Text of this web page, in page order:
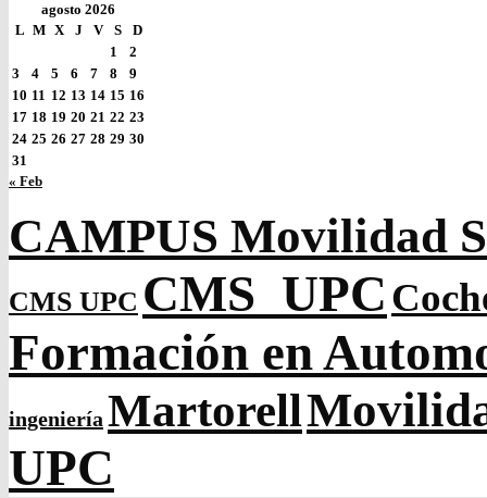
agosto 2026
L M X J V S
D
1
2
3
4 5 6 7 8
9
10 11 12 13 14 15 16
17 18 19 20 21 22 23
24 25 26 27 28 29 30
31
« Feb
CAMPUS Movilidad
CMS UPC CMS_UPC
Formación en
ingeniería Martorell
UPC